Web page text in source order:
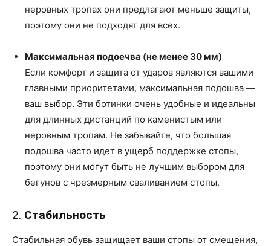
неровных тропах они предлагают меньше защиты,
поэтому они не подходят для всех.
Максимальная подоечва (не менее 30 мм)
Если комфорт и защита от ударов являются вашими
главными приоритетами, максимальная подошва —
ваш выбор. Эти ботинки очень удобные и идеальны
для длинных дистанций по каменистым или
неровным тропам. Не забывайте, что большая
подошва часто идет в ущерб поддержке стопы,
поэтому они могут быть не лучшим выбором для
бегунов с чрезмерным сваливанием стопы.
2. Стабильность
Стабильная обувь защищает ваши стопы от смещения,